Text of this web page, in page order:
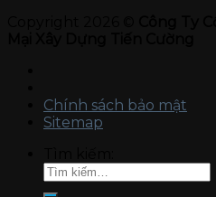
Chính sách bảo mật
Sitemap